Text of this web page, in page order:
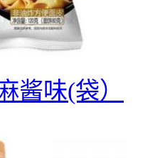
酱味(袋）